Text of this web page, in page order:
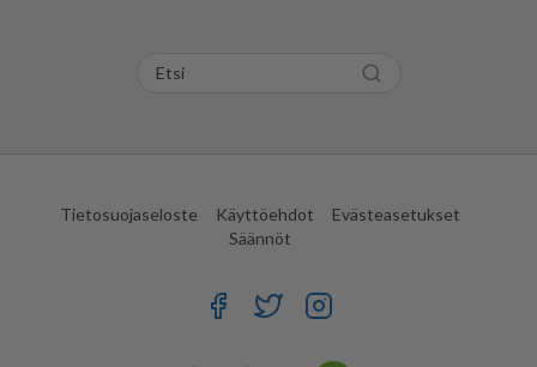
Tietosuojaseloste Käyttöehdot
Evästeasetukset
Säännöt